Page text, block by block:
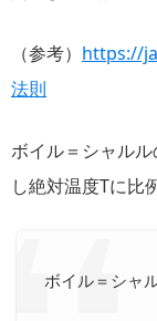
（参考） https://
法則
ボイル＝シャル
し絶対温度Tに比
ボイル＝シャ